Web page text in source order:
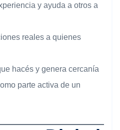
y ayuda a otros a
reales a quienes
hacés y genera cercanía
parte activa de un